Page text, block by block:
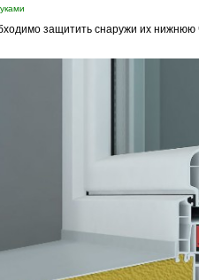
защитить снаружи их нижнюю